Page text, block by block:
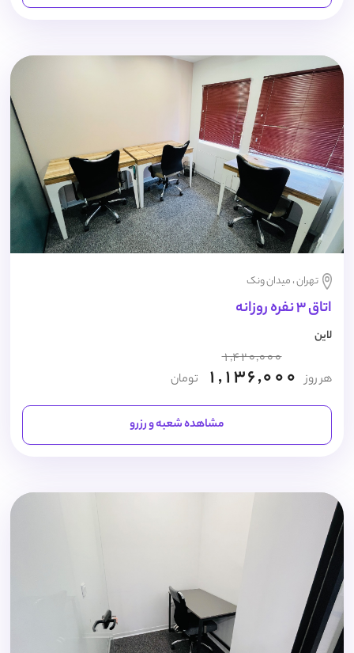
تهران ، میدان ونک
اتاق 3 نفره روزانه
لاین
هر روز
1,420,000
1,136,000 تومان
مشاهده شعبه و رزرو